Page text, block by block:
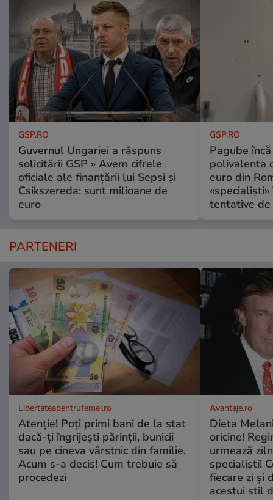
GSP.RO
Guvernul Ungariei a răspuns
solicitării GSP » Avem cifrele
oficiale ale finanțării lui Sepsi și
Csikszereda: sunt milioane de
euro
GSP.RO
Pagube
polivalenta
euro din
tentative de
PARTENERI
Libertateapentrufemei.ro
Atenție! Poți primi bani de la stat
dacă-ți îngrijești părinții, bunicii
sau pe cineva vârstnic din familie.
Acum s-a decis! Cum trebuie să
procedezi
Avantaje.ro
Dieta
oricine!
urmează
specialiști!
fiecare zi și
acestui stil